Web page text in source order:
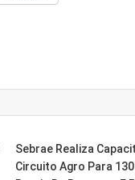
Sebrae Realiza
Circuito Agro Para